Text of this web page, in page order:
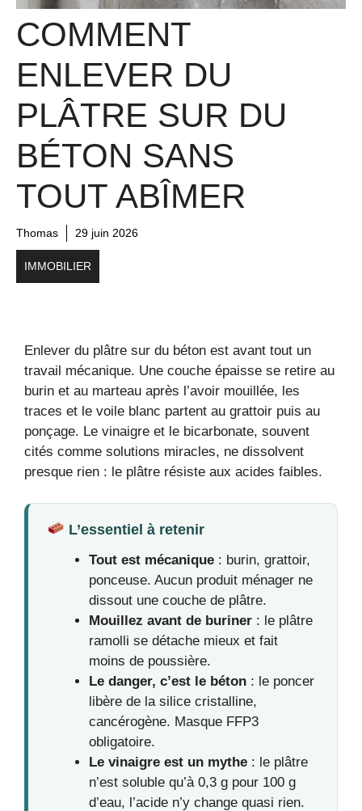
COMMENT
ENLEVER DU
PLÂTRE SUR DU
BÉTON SANS
TOUT ABÎMER
Thomas 29 juin 2026
IMMOBILIER
Enlever du plâtre sur du béton est avant tout un
travail mécanique. Une couche épaisse se retire au
burin et au marteau après l’avoir mouillée, les
traces et le voile blanc partent au grattoir puis au
ponçage. Le vinaigre et le bicarbonate, souvent
cités comme solutions miracles, ne dissolvent
presque rien : le plâtre résiste aux acides faibles.
L’essentiel à retenir
Tout est mécanique : burin, grattoir,
ponceuse. Aucun produit ménager ne
dissout une couche de plâtre.
Mouillez avant de buriner : le plâtre
ramolli se détache mieux et fait
moins de poussière.
Le danger, c’est le béton : le poncer
libère de la silice cristalline,
cancérogène. Masque FFP3
obligatoire.
Le vinaigre est un mythe : le plâtre
n’est soluble qu’à 0,3 g pour 100 g
d’eau, l’acide n’y change quasi rien.